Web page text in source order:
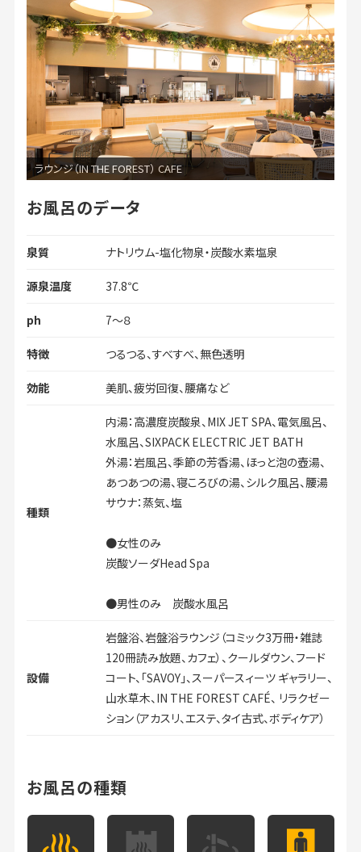
ラウンジ（IN THE FOREST） CAFE
お風呂のデータ
泉質 ナトリウム-塩化物泉・炭酸水素塩泉
源泉温度 37.8℃
ph 7～８
特徴 つるつる、すべすべ、無色透明
効能 美肌、疲労回復、腰痛など
種類
内湯：高濃度炭酸泉、MIX JET SPA、電気風呂、
水風呂、SIXPACK ELECTRIC JET BATH
外湯：岩風呂、季節の芳香湯、ほっと泡の壺湯、
あつあつの湯、寝ころびの湯、シルク風呂、腰湯
サウナ：蒸気、塩
●女性のみ
炭酸ソーダHead Spa
●男性のみ 炭酸水風呂
設備
岩盤浴、岩盤浴ラウンジ（コミック3万冊・雑誌
120冊読み放題、カフェ）、クールダウン、フード
コート、「SAVOY」、スーパースィーツ ギャラリー、
山水草木、IN THE FOREST CAFÉ、 リラクゼー
ション（アカスリ、エステ、タイ古式、ボディケア）
お風呂の種類